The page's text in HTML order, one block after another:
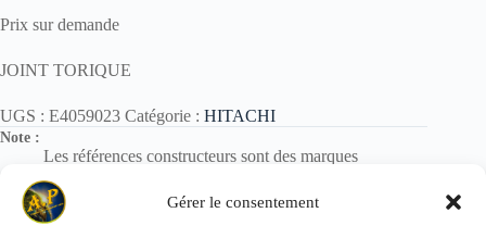
Gérer le consentement
Prix sur demande
JOINT TORIQUE
UGS : E4059023 Catégorie : HITACHI
Note :
Les références constructeurs sont des marques
Elles sont utilisées uniquement pour identification des
pièces.